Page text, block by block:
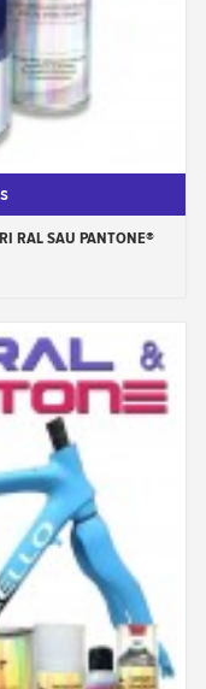
RAL SAU PANTONE®